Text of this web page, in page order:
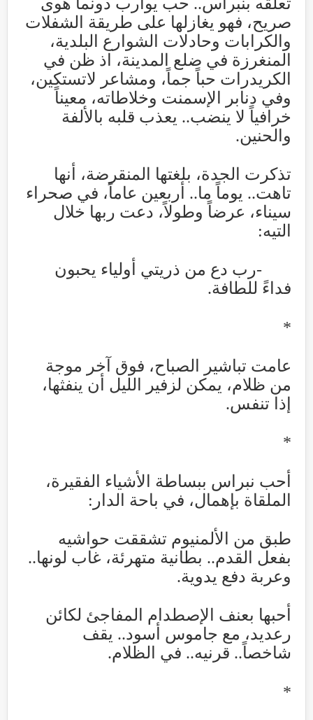
صريح، فهو يغازلها على طريقة الشفلات
والكرابات وحادلات الشوارع البلدية،
المنغرزة في ضلع المدينة، اذ ظن في
الكريدرات حباً جماً، ومشاعر لاتستكين،
وفي دنابر الإسمنت وخلاطاته، معيناً
خرافياً لا ينضب.. يعذب قلبه بالألفة
والحنين.
تذكرت الجدة، بلغتها المنقرضة، أنها
تاهت.. يوماً ما.. أربعين عاماً، في صحراء
سيناء، عرضاً وطولاً، دعت ربها خلال
التيه:
-رب دع من ذريتي أولياء يحبون
فداءً للطافة.
*
عامت تباشير الصباح، فوق آخر موجة
من ظلام، يمكن لزفير الليل أن ينفثها،
إذا تنفس.
*
أحب نبراس ببساطة الأشياء الفقيرة،
الملقاة بإهمال، في باحة الدار :
طبق من الألمنيوم تشققت حواشيه
بفعل القدم.. بطانية متهرئة، غاب لونها..
وعربة دفع يدوية.
أحبها بعنف الإصطدام المفاجئ لكائن
رعديد، مع جاموس أسود.. يقف
شاخصاً.. قرنيه.. في الظلام.
*